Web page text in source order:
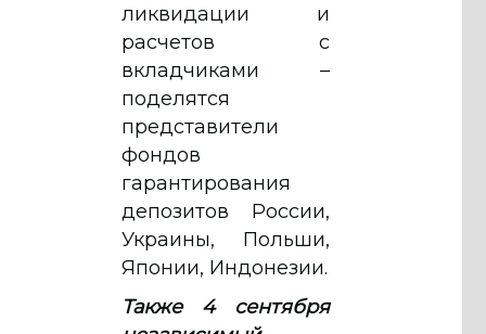
ликвидации и
расчетов с
вкладчиками –
поделятся
представители
фондов
гарантирования
депозитов России,
Украины, Польши,
Японии, Индонезии.
Также 4 сентября